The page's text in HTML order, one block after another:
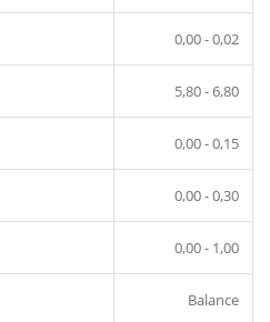
0,00 - 0,02
5,80 - 6,80
0,00 - 0,15
0,00 - 0,30
0,00 - 1,00
Balance